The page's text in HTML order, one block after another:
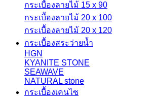
กระเบื้องลายไม้ 15 x 90
กระเบื้องลายไม้ 20 x 100
กระเบื้องลายไม้ 20 x 120
กระเบื้องสระว่ายน้ำ
HGN
KYANITE STONE
SEAWAVE
NATURAL stone
กระเบื้องเคนไซ